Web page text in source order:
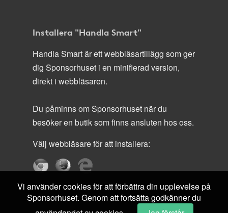
Installera "Handla Smart"
Handla Smart är ett webbläsartillägg som ger
dig Sponsorhuset i en minifierad version,
direkt i webbläsaren.
Du påminns om Sponsorhuset när du
besöker en butik som finns ansluten hos oss.
Välj webbläsare för att installera:
Vi använder cookies för att förbättra din upplevelse på
Sponsorhuset. Genom att fortsätta godkänner du